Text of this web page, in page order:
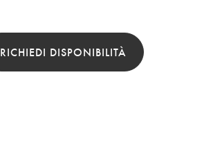
RICHIEDI DISPONIBILITÀ